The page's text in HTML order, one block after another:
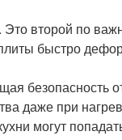
второй по
быстро
безопасность
даже при
могут